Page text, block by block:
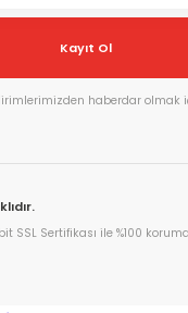
Kayıt Ol
haberdar olmak
SSL Sertifikası ile %100